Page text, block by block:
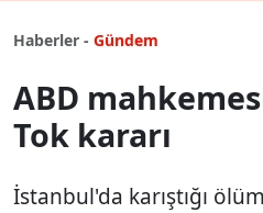
Haberler - Gündem
ABD
Tok kararı
İstanbul'da karıştığı